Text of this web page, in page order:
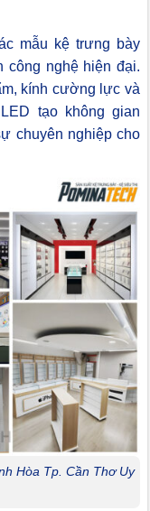
mẫu kệ trưng bày
công nghệ hiện đại.
kính cường lực và
tạo không gian
chuyên nghiệp cho
Hòa Tp. Cần Thơ Uy